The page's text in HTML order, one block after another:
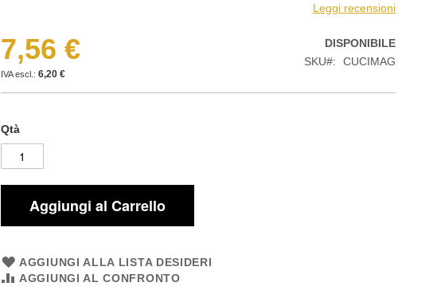
Leggi recensioni
7,56 €
6,20 €
DISPONIBILE
SKU
CUCIMAG
Qtà
Aggiungi al Carrello
AGGIUNGI ALLA LISTA DESIDERI
AGGIUNGI AL CONFRONTO